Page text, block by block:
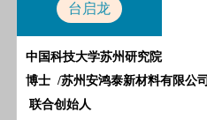
台启龙
中国科技大学苏州研究院
博士 /苏州安鸿泰新材料有限公司
联合创始人